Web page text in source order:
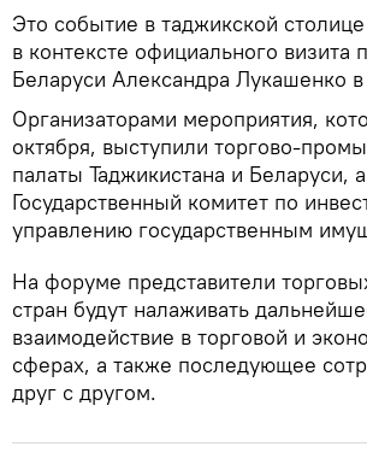
Это событие в таджикской
в контексте официального визита
Беларуси Александра Лукашенко в
Организаторами мероприятия,
октября, выступили торгово-
палаты Таджикистана и Беларуси,
Государственный комитет по
управлению государственным
На форуме представители
стран будут налаживать
взаимодействие в торговой и
сферах, а также последующее
друг с другом.